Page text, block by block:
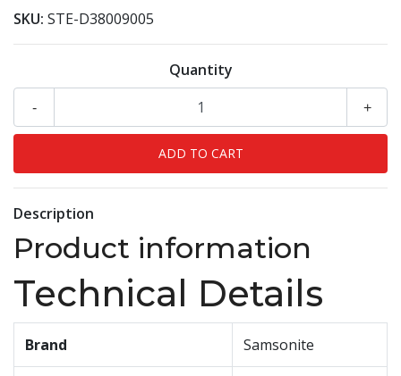
SKU: STE-D38009005
Quantity
+
-
Description
Product information
Technical Details
Brand ‎Samsonite